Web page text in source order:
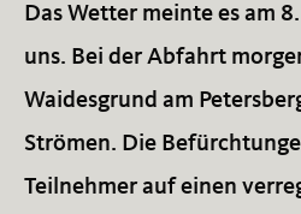
Das Wetter meinte es am
uns. Bei der Abfahrt
Waidesgrund am
Strömen. Die
Teilnehmer auf einen